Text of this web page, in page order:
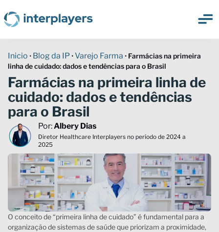
Inicio • Blog da IP •Varejo Farma • Farmácias na primeira
linha de cuidado: dados e tendências para o Brasil
Farmácias na primeira linha de
cuidado: dados e tendências
para o Brasil
Por:Albery Dias
Diretor Healthcare Interplayers no período de 2024 a
2025
O conceito de “primeira linha de cuidado” é fundamental para a
organização de sistemas de saúde que priorizam a proximidade,